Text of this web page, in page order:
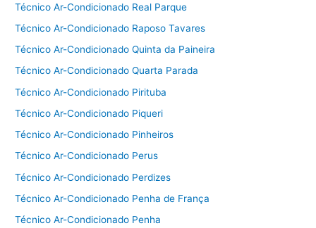
Técnico Ar-Condicionado Real Parque
Técnico Ar-Condicionado Raposo Tavares
Técnico Ar-Condicionado Quinta da Paineira
Técnico Ar-Condicionado Quarta Parada
Técnico Ar-Condicionado Pirituba
Técnico Ar-Condicionado Piqueri
Técnico Ar-Condicionado Pinheiros
Técnico Ar-Condicionado Perus
Técnico Ar-Condicionado Perdizes
Técnico Ar-Condicionado Penha de França
Técnico Ar-Condicionado Penha